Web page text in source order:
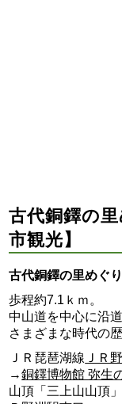
古代銅鐸の
市観光】
古代銅鐸の里めぐ
歩程約7.1ｋｍ。
中山道を中心に沿
さまざまな時代の
ＪＲ琵琶湖線 ＪＲ
→銅鐸博物館 弥生
山頂「三上山山頂